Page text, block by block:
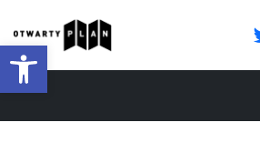
Open toolbar